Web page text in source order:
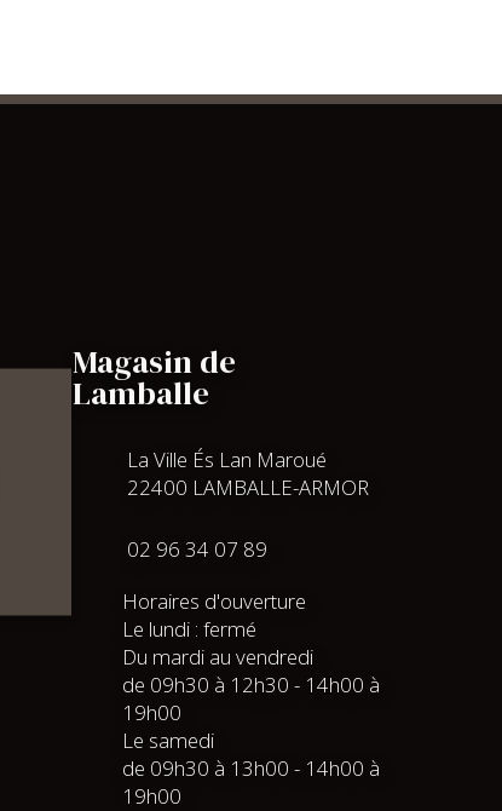
Magasin de
Lamballe
La Ville És Lan Maroué
22400 LAMBALLE-ARMOR
02 96 34 07 89
Horaires d'ouverture
Le lundi : fermé
Du mardi au vendredi
de 09h30 à 12h30 - 14h00 à
19h00
Le samedi
de 09h30 à 13h00 - 14h00 à
19h00